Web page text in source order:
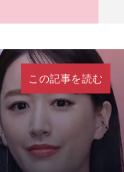
この記事を読む